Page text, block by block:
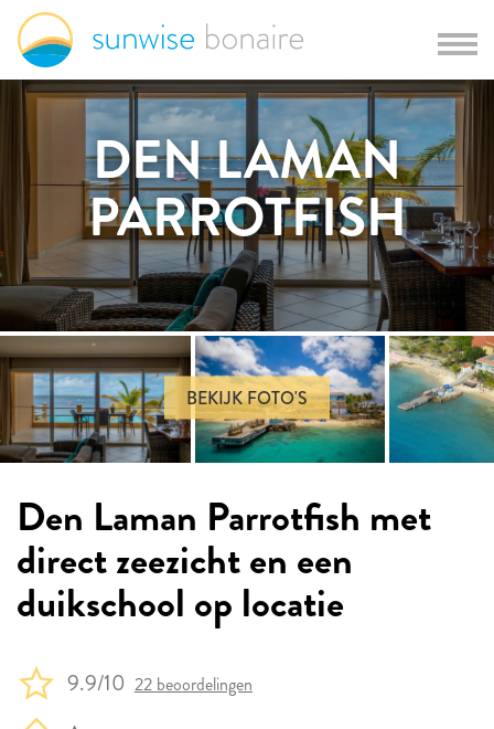
DEN LAMAN
PARROTFISH
BEKIJK FOTO'S
Den Laman Parrotfish met
direct zeezicht en een
duikschool op locatie
9.9/10 22 beoordelingen